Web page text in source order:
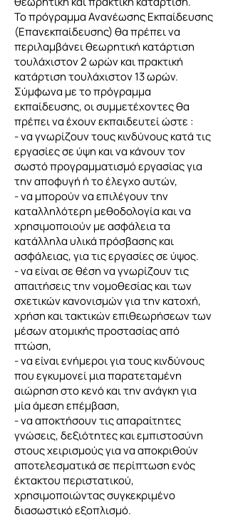
Το πρόγραμμα Ανανέωσης Εκπαίδευσης
(Επανεκπαίδευσης) θα πρέπει να
περιλαμβάνει θεωρητική κατάρτιση
τουλάχιστον 2 ωρών και πρακτική
κατάρτιση τουλάχιστον 13 ωρών.
Σύμφωνα με το πρόγραμμα
εκπαίδευσης, οι συμμετέχοντες θα
πρέπει να έχουν εκπαιδευτεί ώστε :
- να γνωρίζουν τους κινδύνους κατά τις
εργασίες σε ύψη και να κάνουν τον
σωστό προγραμματισμό εργασίας για
την αποφυγή ή το έλεγχο αυτών,
- να μπορούν να επιλέγουν την
καταλληλότερη μεθοδολογία και να
χρησιμοποιούν με ασφάλεια τα
κατάλληλα υλικά πρόσβασης και
ασφάλειας, για τις εργασίες σε ύψος.
- να είναι σε θέση να γνωρίζουν τις
απαιτήσεις την νομοθεσίας και των
σχετικών κανονισμών για την κατοχή,
χρήση και τακτικών επιθεωρήσεων των
μέσων ατομικής προστασίας από
πτώση,
- να είναι ενήμεροι για τους κινδύνους
που εγκυμονεί μια παρατεταμένη
αιώρηση στο κενό και την ανάγκη για
μία άμεση επέμβαση,
- να αποκτήσουν τις απαραίτητες
γνώσεις, δεξιότητες και εμπιστοσύνη
στους χειρισμούς για να αποκριθούν
αποτελεσματικά σε περίπτωση ενός
έκτακτου περιστατικού,
χρησιμοποιώντας συγκεκριμένο
διασωστικό εξοπλισμό.